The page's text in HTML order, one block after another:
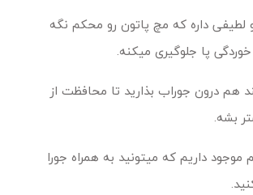
داره که مچ پاتون رو محکم نگه
خوردگی پا جلوگیری میکنه.
هم درون جوراب بذارید تا محافظت از
بشه.
موجود داریم که میتونید به همراه جورا